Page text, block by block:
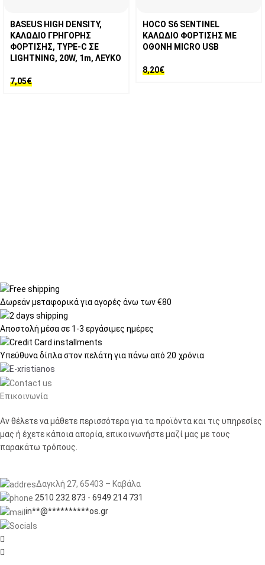
BASEUS HIGH DENSITY,
ΚΑΛΩΔΙΟ ΓΡΗΓΟΡΗΣ
ΦΟΡΤΙΣΗΣ, TYPE-C ΣΕ
LIGHTNING, 20W, 1m, ΛΕΥΚΟ
7,05€
HOCO S6 SENTINEL
ΚΑΛΩΔΙΟ ΦΟΡΤΙΣΗΣ ΜΕ
ΟΘΟΝΗ MICRO USB
8,20€
Δωρεάν μεταφορικάγια αγορές άνω των €80
Αποστολή μέσα σε 1-3 εργάσιμες ημέρες
Υπεύθυνα δίπλα στον πελάτη για πάνω από 20 χρόνια
Επικοινωνία
Αν θέλετε να μάθετε περισσότερα για τα προϊόντα και τις υπηρεσίες
μας ή έχετε κάποια απορία, επικοινωνήστε μαζί μας με τους
παρακάτω τρόπους.
Δαγκλή 27, 65403 – Καβάλα
2510 232 873 - 6949 214 731
in**@**********os.gr

